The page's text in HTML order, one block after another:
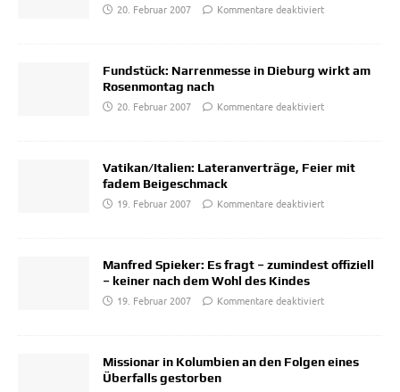
20. Februar 2007
Kommentare deaktiviert
Fundstück: Narrenmesse in Dieburg wirkt am
Rosenmontag nach
20. Februar 2007
Kommentare deaktiviert
Vatikan/​Italien: Lateranverträge, Feier mit
fadem Beigeschmack
19. Februar 2007
Kommentare deaktiviert
Manfred Spieker: Es fragt – zumindest offiziell
– keiner nach dem Wohl des Kindes
19. Februar 2007
Kommentare deaktiviert
Missionar in Kolumbien an den Folgen eines
Überfalls gestorben